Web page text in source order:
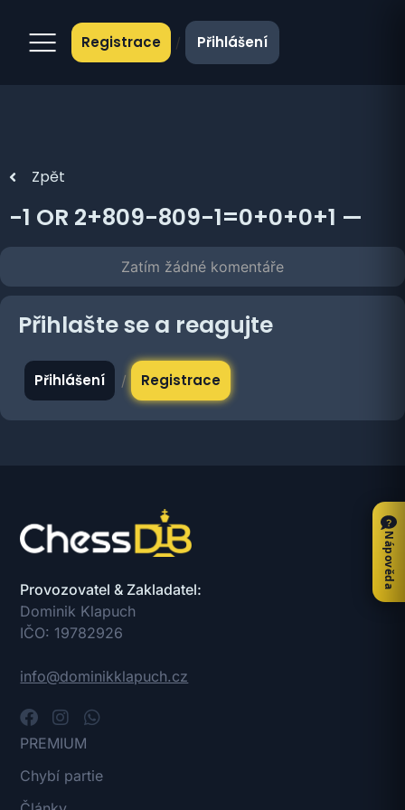
Registrace / Přihlášení
Zpět
-1 OR 2+809-809-1=0+0+0+1 —
Zatím žádné komentáře
Přihlašte se a reagujte
Přihlášení / Registrace
Provozovatel & Zakladatel:
Dominik Klapuch
IČO: 19782926
info@dominikklapuch.cz
PREMIUM
Chybí partie
Nápověda